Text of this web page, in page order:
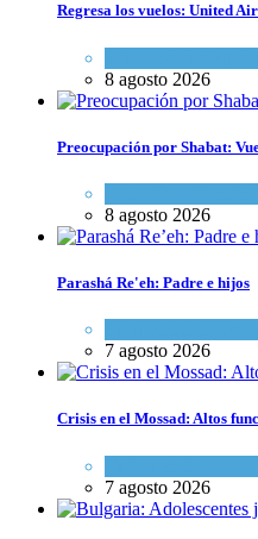
Regresa los vuelos: United
8 agosto 2026
Preocupación por Shabat:
8 agosto 2026
Parashá Re'eh: Padre e hijos
7 agosto 2026
Crisis en el Mossad: Altos
7 agosto 2026